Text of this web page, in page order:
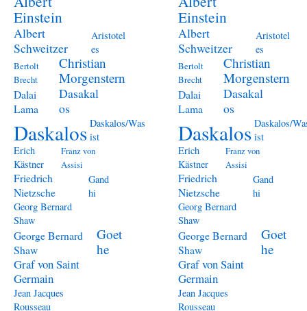
Einstein
Albert
Schweitzer
Aristotel
es
Bertolt
Brecht
Christian
Morgenstern
Dalai
Lama
Dasakal
os
Daskalos Daskalos/Was
ist
Erich
Kästner
Franz von
Assisi
Friedrich
Nietzsche
Gand
hi
Georg Bernard
Shaw
George Bernard
Shaw
Goet
he
Graf von Saint
Germain
Jean Jacques
Rousseau
Einstein
Albert
Schweitzer
Aristotel
es
Bertolt
Brecht
Christian
Morgenstern
Dalai
Lama
Dasakal
os
Daskalos Daskalos/
ist
Erich
Kästner
Franz von
Assisi
Friedrich
Nietzsche
Gand
hi
Georg Bernard
Shaw
George Bernard
Shaw
Goet
he
Graf von Saint
Germain
Jean Jacques
Rousseau